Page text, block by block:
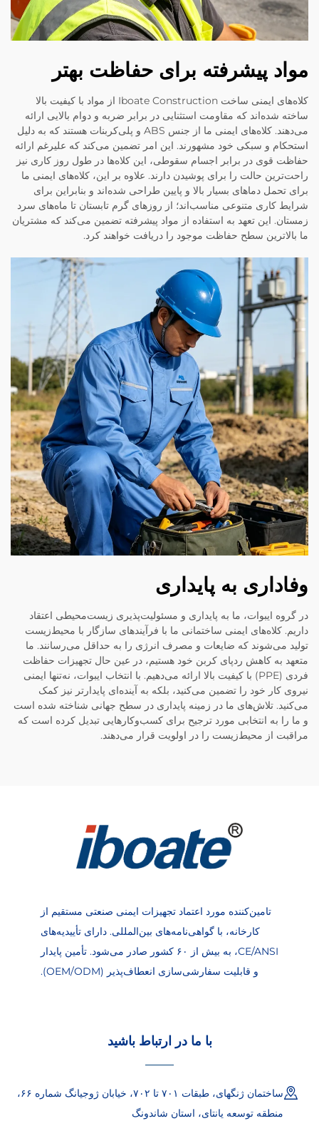
مواد پیشرفته برای حفاظت بهتر
کلاه‌های ایمنی ساخت Iboate Construction از مواد با کیفیت بالا
ساخته شده‌اند که مقاومت استثنایی در برابر ضربه و دوام بالایی ارائه
می‌دهند. کلاه‌های ایمنی ما از جنس ABS و پلی‌کربنات هستند که به دلیل
استحکام و سبکی خود مشهورند. این امر تضمین می‌کند که علیرغم ارائه
حفاظت قوی در برابر اجسام سقوطی، این کلاه‌ها در طول روز کاری نیز
راحت‌ترین حالت را برای پوشیدن دارند. علاوه بر این، کلاه‌های ایمنی ما
برای تحمل دماهای بسیار بالا و پایین طراحی شده‌اند و بنابراین برای
شرایط کاری متنوعی مناسب‌اند؛ از روزهای گرم تابستان تا ماه‌های سرد
زمستان. این تعهد به استفاده از مواد پیشرفته تضمین می‌کند که مشتریان
ما بالاترین سطح حفاظت موجود را دریافت خواهند کرد.
وفاداری به پایداری
در گروه ایبوات، ما به پایداری و مسئولیت‌پذیری زیست‌محیطی اعتقاد
داریم. کلاه‌های ایمنی ساختمانی ما با فرآیندهای سازگار با محیط‌زیست
تولید می‌شوند که ضایعات و مصرف انرژی را به حداقل می‌رسانند. ما
متعهد به کاهش ردپای کربن خود هستیم، در عین حال تجهیزات حفاظت
فردی (PPE) با کیفیت بالا ارائه می‌دهیم. با انتخاب ایبوات، نه‌تنها ایمنی
نیروی کار خود را تضمین می‌کنید، بلکه به آینده‌ای پایدارتر نیز کمک
می‌کنید. تلاش‌های ما در زمینه پایداری در سطح جهانی شناخته شده است
و ما را به انتخابی مورد ترجیح برای کسب‌وکارهایی تبدیل کرده است که
مراقبت از محیط‌زیست را در اولویت قرار می‌دهند.
تامین‌کننده مورد اعتماد تجهیزات ایمنی صنعتی مستقیم از
کارخانه، با گواهی‌نامه‌های بین‌المللی. دارای تأییدیه‌های
CE/ANSI، به بیش از ۶۰ کشور صادر می‌شود. تأمین پایدار
و قابلیت سفارشی‌سازی انعطاف‌پذیر (OEM/ODM).
با ما در ارتباط باشید
ساختمان ژنگهای، طبقات ۷۰۱ تا ۷۰۲، خیابان ژوجیانگ شماره ۶۶،
منطقه توسعه یانتای، استان شاندونگ